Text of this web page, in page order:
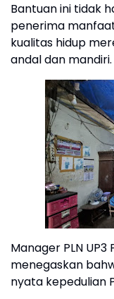
Bantuan ini tidak
penerima
kualitas hidup
andal dan mandiri.
Manager PLN UP3
menegaskan
nyata kepedulian